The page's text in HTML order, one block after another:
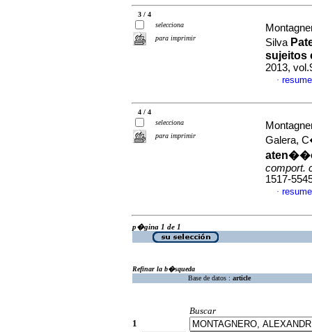
3 / 4
selecciona
para imprimir
Silva
sujeitos
2013,
·
4 / 4
selecciona
para imprimir
Galera,
comport.
1517-
·
p�gina 1 de 1
Refinar la b�squeda
Base de datos : article
Buscar
1